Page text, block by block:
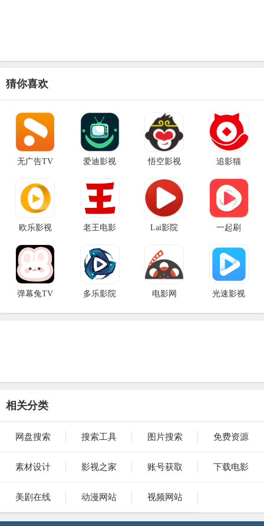
猜你喜欢
无广告TV 爱迪影视 悟空影视 追影猫
欧乐影视 老王电影 Lai影院 一起刷
弹幕兔TV 多乐影院 电影网 光速影视
相关分类
网盘搜索 搜索工具 图片搜索 免费资源
素材设计 影视之家 账号获取 下载电影
美剧在线 动漫网站 视频网站